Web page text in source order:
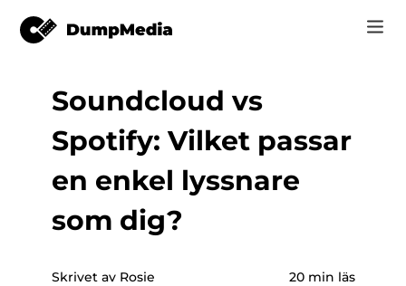
Music
som helst
Video
Online-verktyg
Spotify till mp3
YouTube Musik till MP3
HITTA BUTIK
Logga in
Registrera
Soundcloud vs
Spotify: Vilket passar
en enkel lyssnare
som dig?
Skrivet av Rosie
20 min läs